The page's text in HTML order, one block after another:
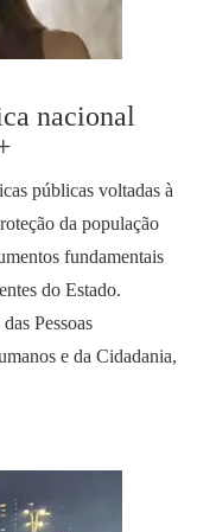
nacional
públicas voltadas à
da população
fundamentais
do Estado.
Pessoas
e da Cidadania,